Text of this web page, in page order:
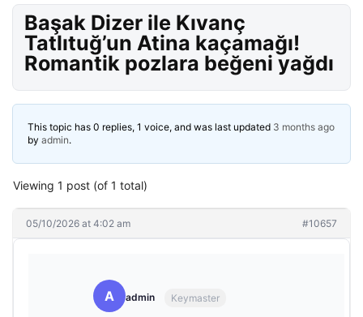
Başak Dizer ile Kıvanç
Tatlıtuğ’un Atina kaçamağı!
Romantik pozlara beğeni yağdı
This topic has 0 replies, 1 voice, and was last updated 3 months ago
by admin.
Viewing 1 post (of 1 total)
05/10/2026 at 4:02 am #10657
A admin Keymaster